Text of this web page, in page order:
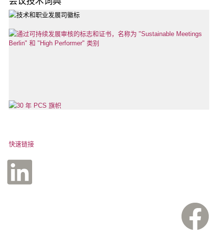
快速链接